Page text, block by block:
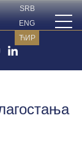
SRB
ENG
ЋИР